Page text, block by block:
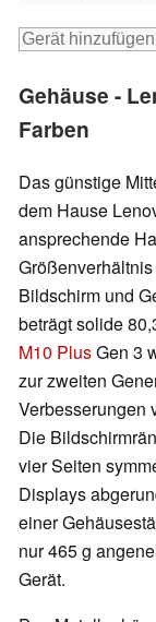
Gehäuse -
Farben
Das günstige
dem Hause
ansprechende
Bildschirm und
beträgt solide
M10 PlusGen 3
zur zweiten
Verbesserungen
Die
vier Seiten
Displays
einer
nur 465 g
Gerät.